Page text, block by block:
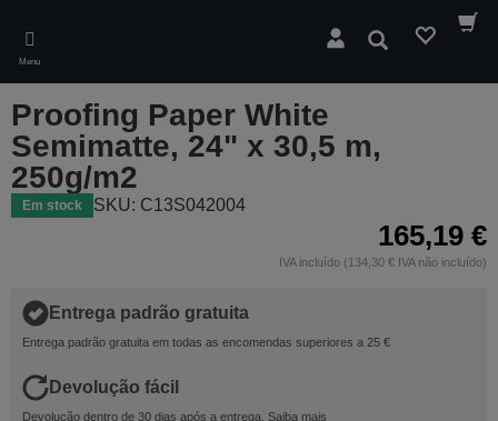
main
content
Menu
Pesquisar
Proofing Paper White
Semimatte, 24" x 30,5 m,
250g/m2
Em stock SKU: C13S042004
165,19 €
IVA incluído (134,30 € IVA não incluído)
Entrega padrão gratuita
Entrega padrão gratuita em todas as encomendas superiores a 25 €
Devolução fácil
Devolução dentro de 30 dias após a entrega. Saiba mais